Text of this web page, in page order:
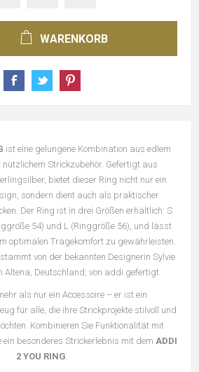
WARENKORB
ist eine gelungene Kombination aus edlem
Strickzubehör. Gefertigt aus
bietet dieser Ring nicht nur ein
sondern dient auch als praktischer
Der Ring ist in drei Größen erhältlich: S
54) und L (Ringgröße 56), und lässt
optimalen Tragekomfort zu gewährleisten.
von der bekannten Designerin Sylvie
Altena, Deutschland, von addi gefertigt.
als nur ein Accessoire – er ist ein
für alle, die ihre Strickprojekte stilvoll und
Kombinieren Sie Funktionalität mit
ein besonderes Strickerlebnis mit dem ADDI
2 YOU RING